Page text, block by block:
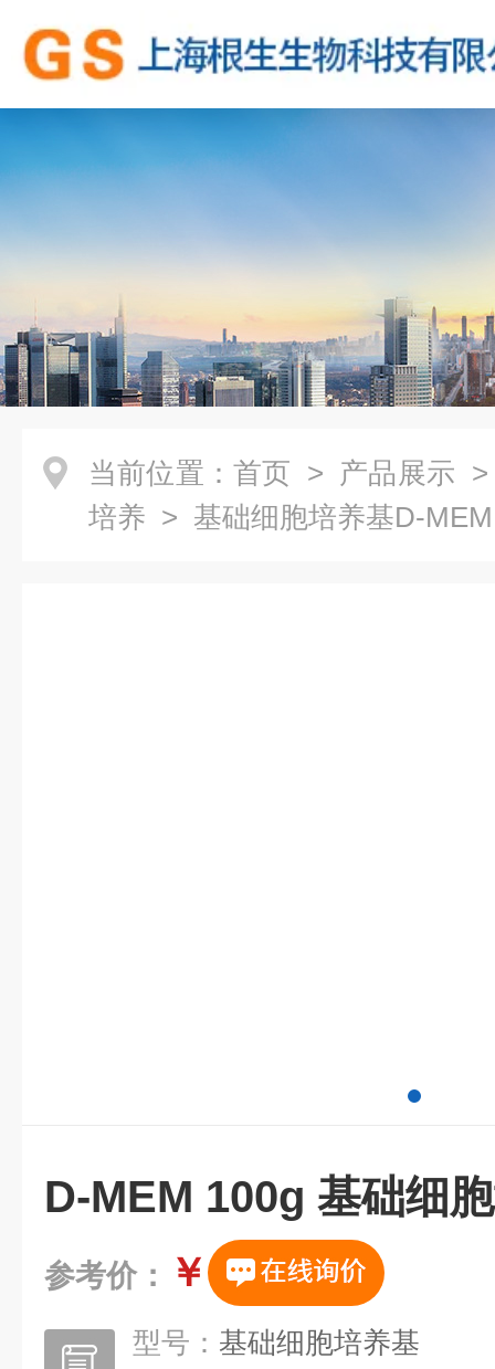
当前位置： 首页 > 产品展示
培养 > 基础细胞培养基D-
D-MEM 100g 基础细
参考价： ￥
型号： 基础细胞培养基